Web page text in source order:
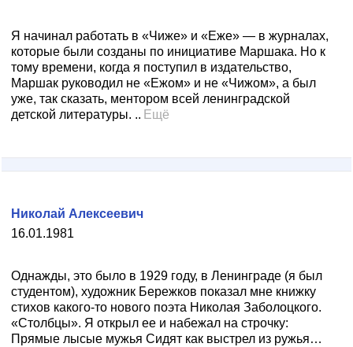
Я начинал работать в «Чиже» и «Еже» — в журналах,
которые были созданы по инициативе Маршака. Но к
тому времени, когда я поступил в издательство,
Маршак руководил не «Ежом» и не «Чижом», а был
уже, так сказать, ментором всей ленинградской
детской литературы. .. Ещё
16.01.1981
Николай Алексеевич
Однажды, это было в 1929 году, в Ленинграде (я был
студентом), художник Бережков показал мне книжку
стихов какого-то нового поэта Николая Заболоцкого.
«Столбцы». Я открыл ее и набежал на строчку:
Прямые лысые мужья Сидят как выстрел из ружья…